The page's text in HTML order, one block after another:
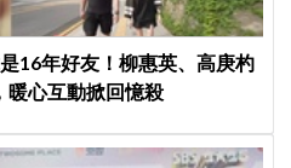
16年好友！柳惠英、高庚杓
暖心互動掀回憶殺